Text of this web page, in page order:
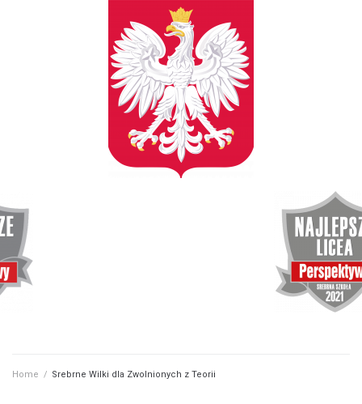
Home / Srebrne Wilki dla Zwolnionych z Teorii